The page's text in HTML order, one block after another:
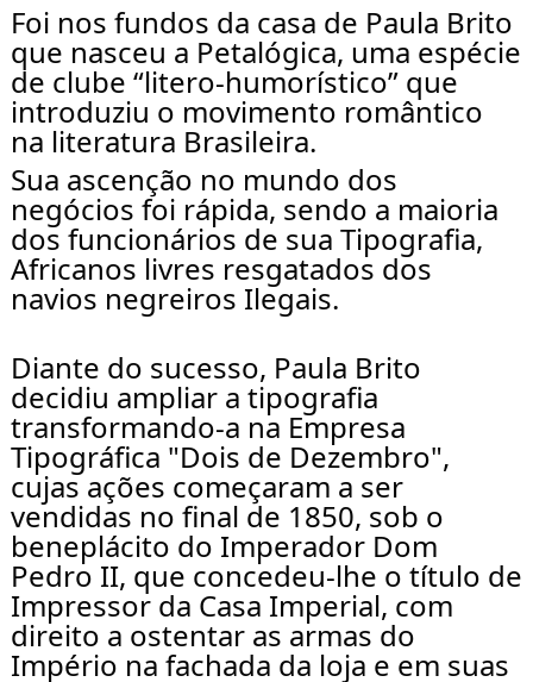
Foi nos fundos da casa de Paula Brito
que nasceu a Petalógica, uma espécie
de clube “litero-humorístico” que
introduziu o movimento romântico
na literatura Brasileira.
Sua ascenção no mundo dos
negócios foi rápida, sendo a maioria
dos funcionários de sua Tipografia,
Africanos livres resgatados dos
navios negreiros Ilegais.
Diante do sucesso, Paula Brito
decidiu ampliar a tipografia
transformando-a na Empresa
Tipográfica "Dois de Dezembro",
cujas ações começaram a ser
vendidas no final de 1850, sob o
beneplácito do Imperador Dom
Pedro II, que concedeu-lhe o título de
Impressor da Casa Imperial, com
direito a ostentar as armas do
Império na fachada da loja e em suas